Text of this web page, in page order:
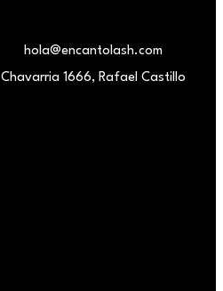
hola@encantolash.com
Chavarria 1666, Rafael Castillo